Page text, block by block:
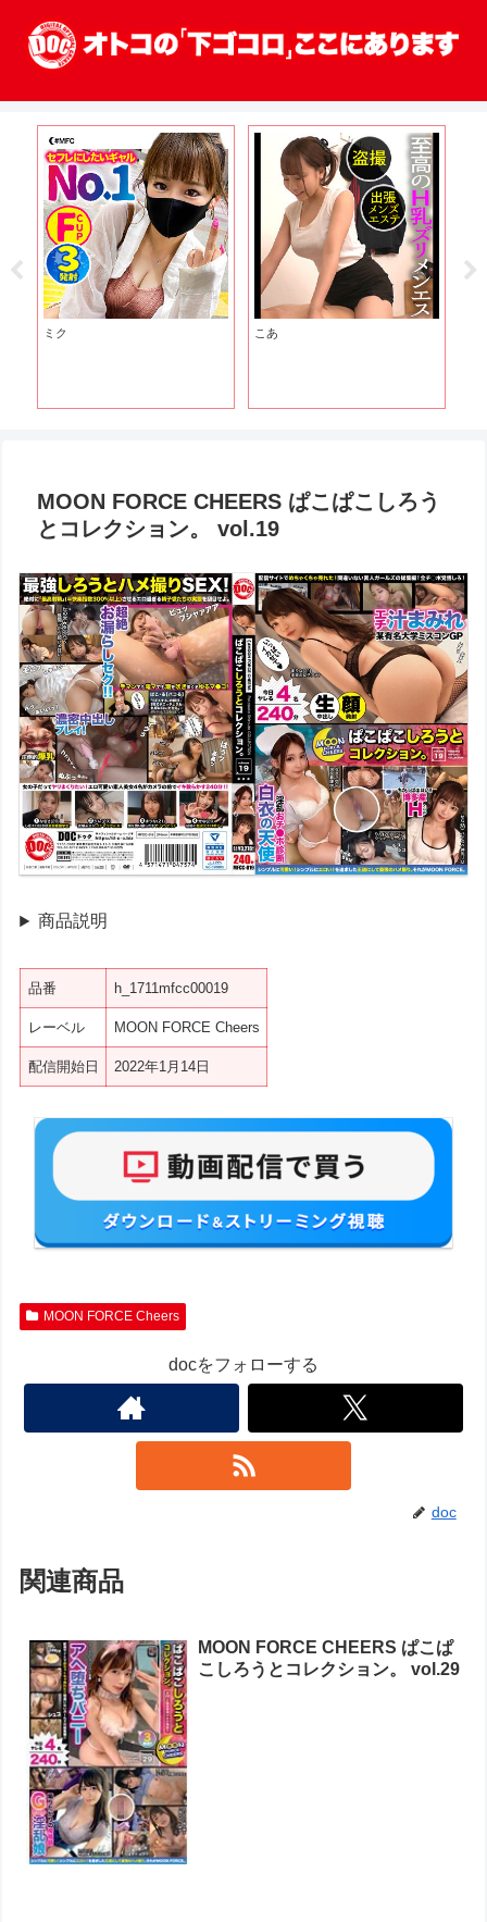
ミク こあ
MOON FORCE CHEERS ぱこぱこしろう
とコレクション。 vol.19
商品説明
品番 h_1711mfcc00019
レーベル MOON FORCE Cheers
配信開始日 2022年1月14日
MOON FORCE Cheers
docをフォローする
doc
関連商品
MOON FORCE CHEERS ぱこぱ
こしろうとコレクション。 vol.29